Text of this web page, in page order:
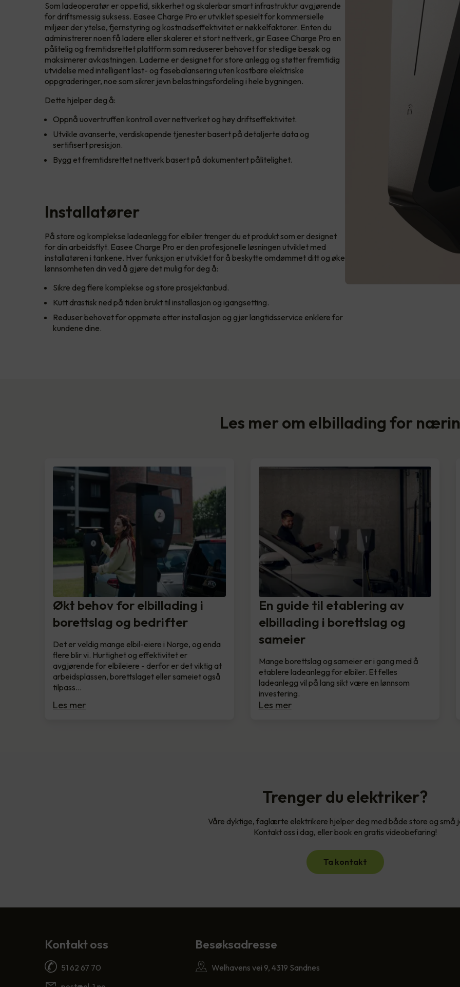
Som ladeoperatør er oppetid, sikkerhet og skalerbar smart infrastruktur avgjørende
for driftsmessig suksess. Easee Charge Pro er utviklet spesielt for kommersielle
miljøer der ytelse, fjernstyring og kostnadseffektivitet er nøkkelfaktorer. Enten du
administrerer noen få ladere eller skalerer et stort nettverk, gir Easee Charge Pro en
pålitelig og fremtidsrettet plattform som reduserer behovet for stedlige besøk og
maksimerer avkastningen. Laderne er designet for store anlegg og støtter fremtidig
utvidelse med intelligent last- og fasebalansering uten kostbare elektriske
oppgraderinger, noe som sikrer jevn belastningsfordeling i hele bygningen.
Dette hjelper deg å:
Oppnå uovertruffen kontroll over nettverket og høy driftseffektivitet.
Utvikle avanserte, verdiskapende tjenester basert på detaljerte data og
sertifisert presisjon.
Bygg et fremtidsrettet nettverk basert på dokumentert pålitelighet.
Installatører
På store og komplekse ladeanlegg for elbiler trenger du et produkt som er designet
for din arbeidsflyt. Easee Charge Pro er den profesjonelle løsningen utviklet med
installatøren i tankene. Hver funksjon er utviklet for å beskytte omdømmet ditt og øke
lønnsomheten din ved å gjøre det mulig for deg å:
Sikre deg flere komplekse og store prosjektanbud.
Kutt drastisk ned på tiden brukt til installasjon og igangsetting.
Reduser behovet for oppmøte etter installasjon og gjør langtidsservice enklere for
kundene dine.
Les mer om elbillading for
Økt behov for elbillading i
borettslag og bedrifter
Det er veldig mange elbil-eiere i Norge, og enda
flere blir vi. Hurtighet og effektivitet er
avgjørende for elbileiere - derfor er det viktig at
arbeidsplassen, borettslaget eller sameiet også
tilpass…
Les mer
En guide til etablering av
elbillading i borettslag og
sameier
Mange borettslag og sameier er i gang med å
etablere ladeanlegg for elbiler. Et felles
ladeanlegg vil på lang sikt være en lønnsom
investering.
Les mer
Trenger du elektriker?
Våre dyktige, faglærte elektrikere hjelper deg med både store og små
Kontakt oss i dag, eller book en gratis videobefaring!
Ta kontakt
Kontakt oss
51 62 67 70
Besøksadresse
Welhavens vei 9, 4319 Sandnes